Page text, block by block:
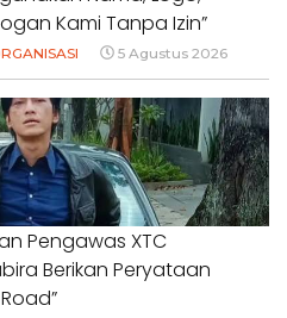
Kami Tanpa Izin”
5 Agustus 2026
Pengawas XTC
Berikan Peryataan